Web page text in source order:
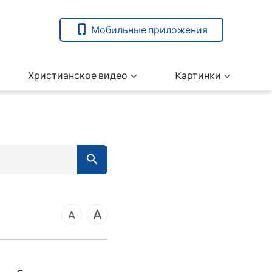
Мобильные приложения
Христианское видео Kартинки